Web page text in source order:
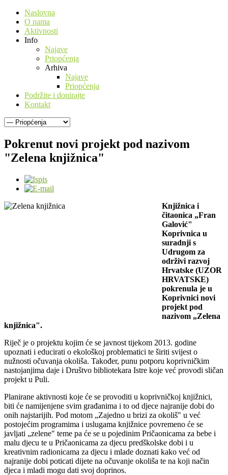
Naslovna
O nama
Aktivnosti
Info
Najave
Priopćenja
Arhiva
Najave
Priopćenja
Podržite i donirajte
Kontakt
Pokrenut novi projekt pod nazivom
"Zelena knjižnica"
Knjižnica i
čitaonica „Fran
Galović"
Koprivnica u
suradnji s
Udrugom za
održivi razvoj
Hrvatske (UZOR
HRVATSKE)
pokrenula je u
Koprivnici novi
projekt pod
nazivom „Zelena
knjižnica".
Riječ je o projektu kojim će se javnost tijekom 2013. godine
upoznati i educirati o ekološkoj problematici te širiti svijest o
nužnosti očuvanja okoliša. Također, punu potporu koprivničkim
nastojanjima daje i Društvo bibliotekara Istre koje već provodi sličan
projekt u Puli.
Planirane aktivnosti koje će se provoditi u koprivničkoj knjižnici,
biti će namijenjene svim građanima i to od djece najranije dobi do
onih najstarijih. Pod motom „Zajedno u brizi za okoliš" u već
postojećim programima i uslugama knjižnice povremeno će se
javljati „zelene" teme pa će se u pojedinim Pričaonicama za bebe i
malu djecu te u Pričaonicama za djecu predškolske dobi i u
kreativnim radionicama za djecu i mlade doznati kako već od
najranije dobi poticati dijete na očuvanje okoliša te na koji način
djeca i mladi mogu dati svoj doprinos.